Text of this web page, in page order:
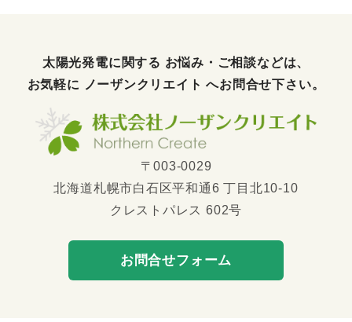
太陽光発電に関する お悩み・ご相談などは、
お気軽に
ノーザンクリエイトへお問合せ下さい。
〒003-0029
北海道札幌市白石区平和通6 丁目北10-10
クレストパレス 602号
お問合せフォーム